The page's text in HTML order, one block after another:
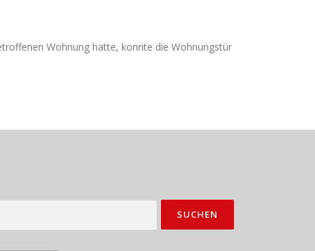
Wohnung hatte, konnte die Wohnungstür